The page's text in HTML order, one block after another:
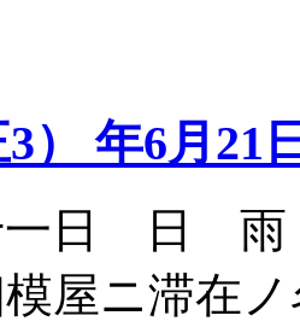
） 年6月21
日 日 雨
模屋ニ滞在